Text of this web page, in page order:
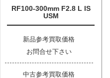
RF100-300mm F2.8 L IS
USM
新品参考買取価格
お問合せ下さい
中古参考買取価格